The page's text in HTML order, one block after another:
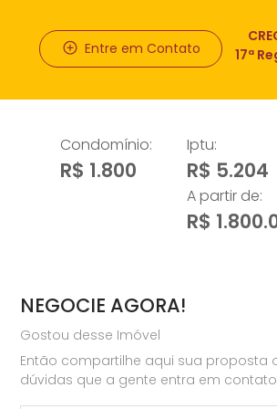
17ª
Entre em Contato
Iptu:
R$ 5.204
Condomínio:
R$ 1.800
A partir de:
R$
NEGOCIE AGORA!
Gostou desse Imóvel
Então compartilhe aqui sua proposta
dúvidas que a gente entra em